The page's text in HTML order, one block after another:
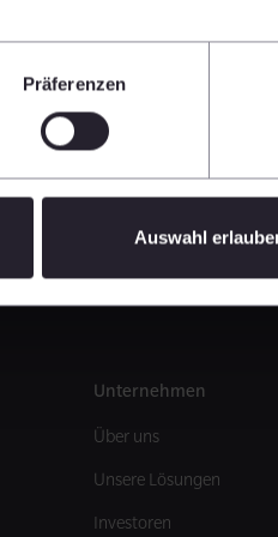
Präferenzen
Auswahl
Unternehmen
Über uns
Unsere Lösungen
Investoren